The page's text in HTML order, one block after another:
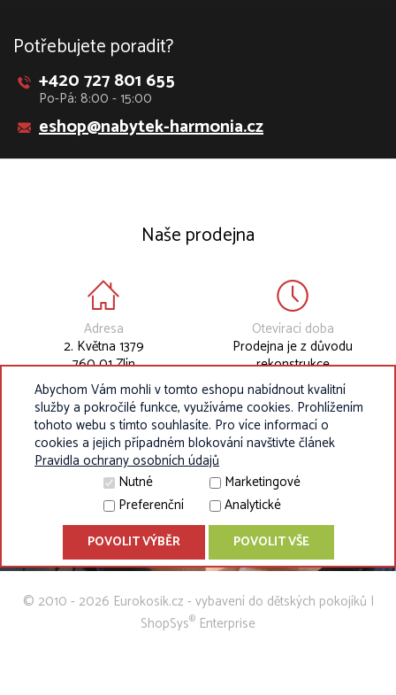
Potřebujete poradit?
+420 727 801 655
Po-Pá: 8:00 - 15:00
eshop@nabytek-harmonia.cz
Naše prodejna
Adresa
2. Května 1379
760 01 Zlín
Otevírací doba
Prodejna je z důvodu
rekonstrukce
dočasně uzavřena.
© 2010 - 2026 Eurokosik.cz - vybavení do dětských pokojíků |
ShopSys® Enterprise
Abychom Vám mohli v tomto eshopu nabídnout kvalitní
služby a pokročilé funkce, využíváme cookies. Prohlížením
tohoto webu s tímto souhlasíte. Pro více informací o
cookies a jejich případném blokování navštivte článek
Pravidla ochrany osobních údajů
Nutné
Marketingové
Preferenční
Analytické
POVOLIT VÝBĚR POVOLIT VŠE